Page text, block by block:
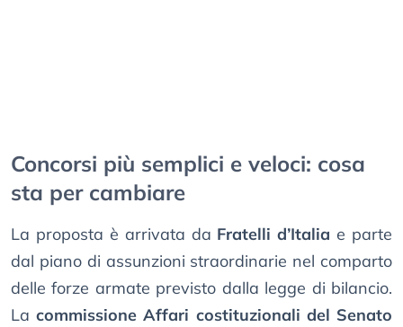
Concorsi più semplici e veloci: cosa
sta per cambiare
La proposta è arrivata da Fratelli d’Italia e parte
dal piano di assunzioni straordinarie nel comparto
delle forze armate previsto dalla legge di bilancio.
Lacommissione Affari costituzionali del Senato